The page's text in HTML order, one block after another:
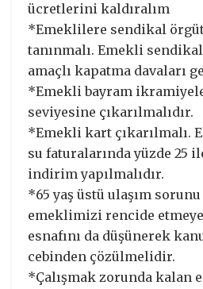
ücretlerini kaldıralım
*Emeklilere sendikal
tanınmalı. Emekli
amaçlı kapatma davaları
*Emekli bayram
seviyesine çıkarılmalıdır.
*Emekli kart çıkarılmalı.
su faturalarında yüzde 25
indirim yapılmalıdır.
*65 yaş üstü ulaşım
emeklimizi rencide
esnafını da düşünerek
cebinden çözülmelidir.
*Çalışmak zorunda kalan